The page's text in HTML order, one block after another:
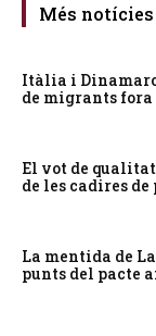
Més notícies
Itàlia i
de migrants fora
El vot de
de les cadires
La mentida de
punts del pacte